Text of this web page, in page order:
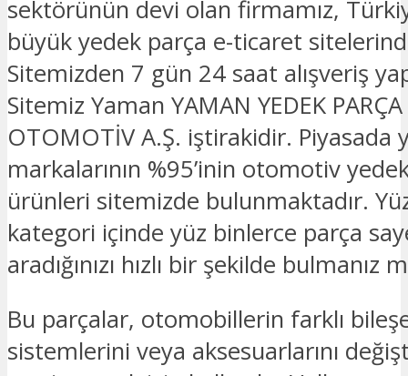
sektörünün devi olan firmamız,
büyük yedek parça e-ticaret
Sitemizden 7 gün 24 saat alışveriş
Sitemiz Yaman YAMAN YEDEK PARÇA
OTOMOTİV A.Ş. iştirakidir. Piyasada
markalarının %95’inin otomotiv
ürünleri sitemizde bulunmaktadır.
kategori içinde yüz binlerce parça
aradığınızı hızlı bir şekilde bulmanız
Bu parçalar, otomobillerin farklı
sistemlerini veya aksesuarlarını